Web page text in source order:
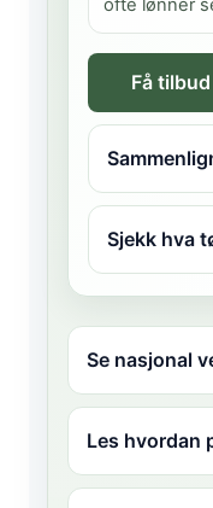
ofte lønner
Få
Sjekk hva
Se nasjonal
Les hvordan